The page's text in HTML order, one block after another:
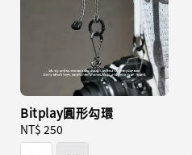
Bitplay圓形勾環
Regular
price
NT$ 250